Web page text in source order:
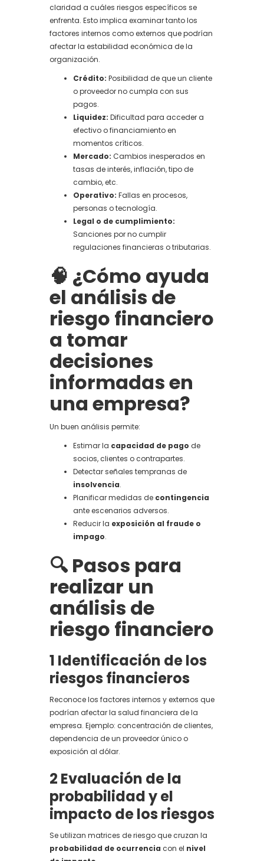
claridad a cuáles riesgos específicos se
enfrenta. Esto implica examinar tanto los
factores internos como externos que podrían
afectar la estabilidad económica de la
organización.
Crédito: Posibilidad de que un cliente
o proveedor no cumpla con sus
pagos.
Liquidez: Dificultad para acceder a
efectivo o financiamiento en
momentos críticos.
Mercado: Cambios inesperados en
tasas de interés, inflación, tipo de
cambio, etc.
Operativo: Fallas en procesos,
personas o tecnología.
Legal o de cumplimiento:
Sanciones por no cumplir
regulaciones financieras o tributarias.
🧠 ¿Cómo ayuda
el análisis de
riesgo financiero
a tomar
decisiones
informadas en
una empresa?
Un buen análisis permite:
Estimar la capacidad de pago de
socios, clientes o contrapartes.
Detectar señales tempranas de
insolvencia.
Planificar medidas de contingencia
ante escenarios adversos.
Reducir la exposición al fraude o
impago.
🔍 Pasos para
realizar un
análisis de
riesgo financiero
1️ Identificación de los
riesgos financieros
Reconoce los factores internos y externos que
podrían afectar la salud financiera de la
empresa. Ejemplo: concentración de clientes,
dependencia de un proveedor único o
exposición al dólar.
2️ Evaluación de la
probabilidad y el
impacto de los riesgos
Se utilizan matrices de riesgo que cruzan la
probabilidad de ocurrencia con el nivel